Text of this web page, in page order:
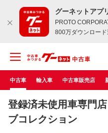
グーネットアプ
PROTO
800万ダウンロード
中古車 輸入車 中古車販売店
登録済未使用車専門
ブコレクション